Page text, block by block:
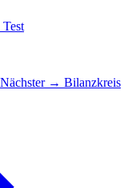
Nächster → Bilanzkreis